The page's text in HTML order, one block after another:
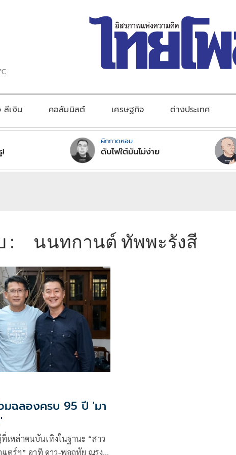
สีเงิน คอลัมนิสต์ เศรษฐกิจ ต่างประเทศ
ผักกาดหอม
ดับไฟใต้มันไม่ง่าย
: นนทกานต์ ทัพพะรังสี
มฉลองครบ 95 ปี 'มา
หล่าคนบันเทิงในฐานะ “สาว
ตร์ฯ” อาทิ ดาว-พอฤทัย ณรงค์